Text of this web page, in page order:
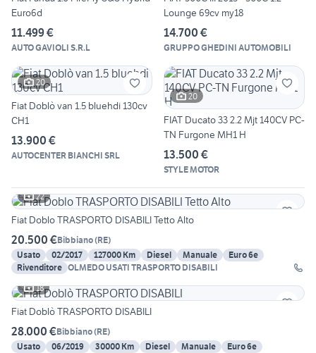
Euro6d
11.499 €
AUTO GAVIOLI S.R.L
Lounge 69cv my18
14.700 €
GRUPPO GHEDINI AUTOMOBILI
20
Fiat Doblò van 1.5 bluehdi 130cv
CH1
13.900 €
AUTOCENTER BIANCHI SRL
20
FIAT Ducato 33 2.2 Mjt 140CV PC-
TN Furgone MH1 H
13.500 €
STYLE MOTOR
22
Fiat Doblo TRASPORTO DISABILI Tetto Alto
20.500 €Bibbiano(RE)
Usato
02/2017 127000 Km Diesel Manuale
Euro 6e
Rivenditore OLMEDO USATI TRASPORTO DISABILI
18
Fiat Doblò TRASPORTO DISABILI
28.000 €Bibbiano(RE)
Usato
06/2019 30000 Km Diesel Manuale
Euro 6e